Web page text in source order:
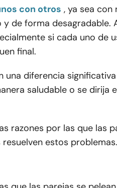
con otros , ya sea con
de forma desagradable.
si cada uno de
final.
una diferencia
saludable o se dirija
razones por las que las
estos problemas.